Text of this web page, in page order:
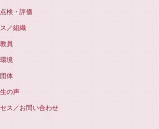
検・評価
／組織
員
境
体
の声
ス／お問い合わせ